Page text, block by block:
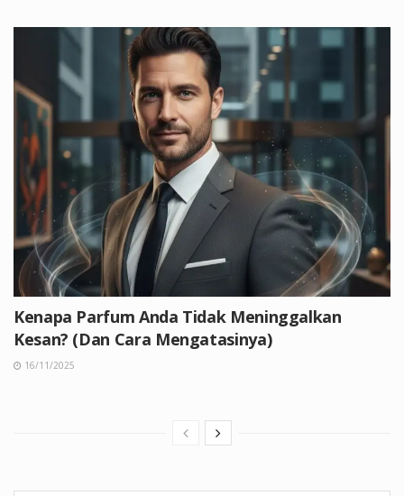
Kenapa Parfum Anda Tidak Meninggalkan
Kesan? (Dan Cara Mengatasinya)
16/11/2025